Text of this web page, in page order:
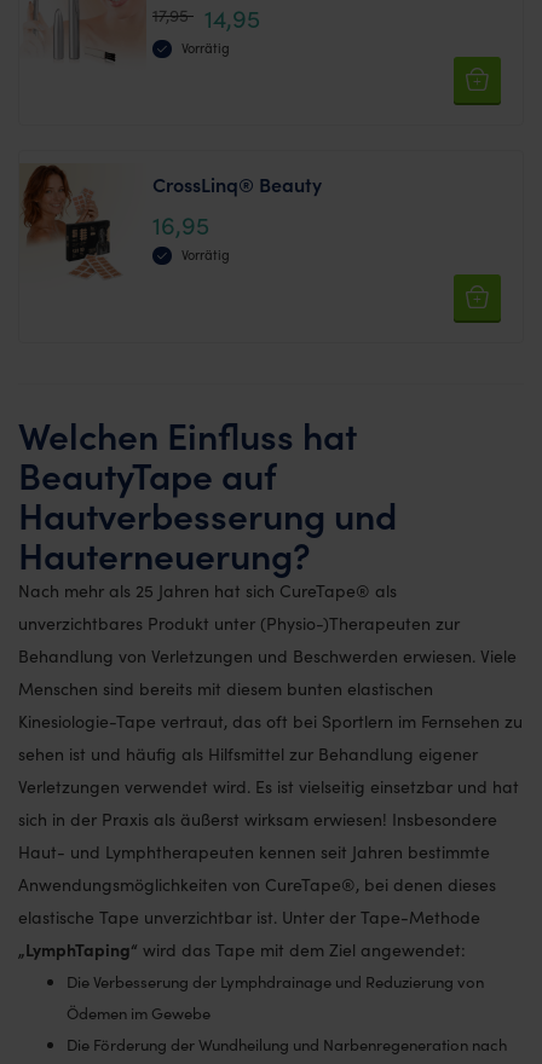
17,95 14,95
Vorrätig
CrossLinq® Beauty
16,95
Vorrätig
Welchen Einfluss hat
BeautyTape auf
Hautverbesserung und
Hauterneuerung?
Nach mehr als 25 Jahren hat sich CureTape® als
unverzichtbares Produkt unter (Physio-)Therapeuten zur
Behandlung von Verletzungen und Beschwerden erwiesen. Viele
Menschen sind bereits mit diesem bunten elastischen
Kinesiologie-Tape vertraut, das oft bei Sportlern im Fernsehen zu
sehen ist und häufig als Hilfsmittel zur Behandlung eigener
Verletzungen verwendet wird. Es ist vielseitig einsetzbar und hat
sich in der Praxis als äußerst wirksam erwiesen! Insbesondere
Haut- und Lymphtherapeuten kennen seit Jahren bestimmte
Anwendungsmöglichkeiten von CureTape®, bei denen dieses
elastische Tape unverzichtbar ist. Unter der Tape-Methode
„LymphTaping“ wird das Tape mit dem Ziel angewendet:
Die Verbesserung der Lymphdrainage und Reduzierung von
Ödemen im Gewebe
Die Förderung der Wundheilung und Narbenregeneration nach